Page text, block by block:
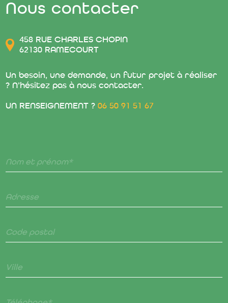
Nom et prénom*
Adresse
Code postal
Ville
Nous contacter
458 RUE CHARLES CHOPIN
62130 RAMECOURT
Un besoin, une demande, un futur projet à réaliser
? N’hésitez pas à nous contacter.
UN RENSEIGNEMENT ?06 50 91 51 67